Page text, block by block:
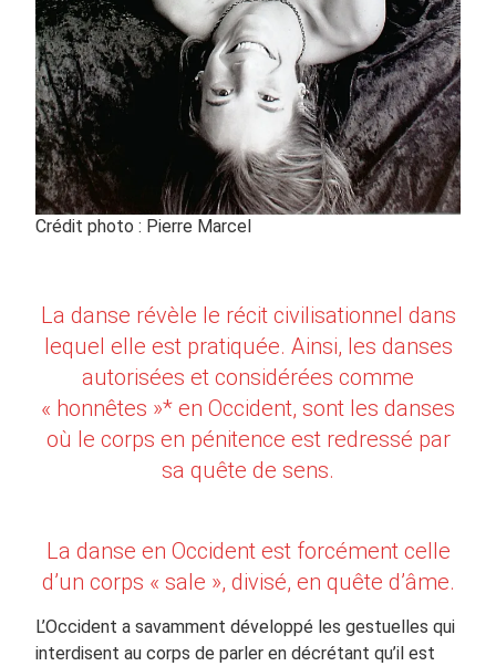
Crédit photo : Pierre Marcel
La danse révèle le récit civilisationnel dans
lequel elle est pratiquée. Ainsi, les danses
autorisées et considérées comme
« honnêtes »* en Occident, sont les danses
où le corps en pénitence est redressé par
sa quête de sens.
La danse en Occident est forcément celle
d’un corps « sale », divisé, en quête d’âme.
L’Occident a savamment développé les gestuelles qui
interdisent au corps de parler en décrétant qu’il est